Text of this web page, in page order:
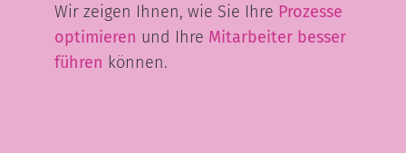
Wir zeigen Ihnen, wie Sie Ihre Prozesse
optimieren und Ihre Mitarbeiter besser
führen können.